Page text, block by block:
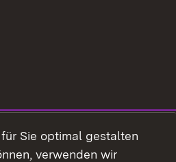
Sie optimal gestalten
verwenden wir